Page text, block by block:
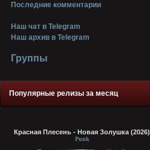
Последние комментарии
Наш чат в Telegram
Наш архив в Telegram
Группы
Популярные релизы за месяц
Красная Плесень - Новая Золушка (2026)
Punk